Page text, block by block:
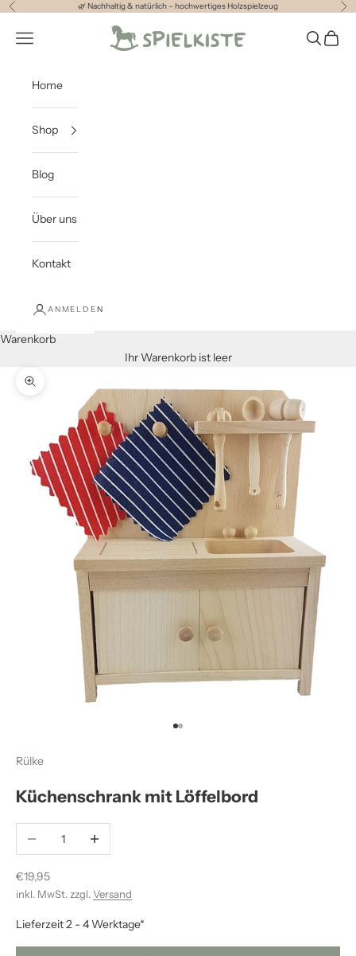
Zum Inhalt springen
Zurück 🌿 Nachhaltig & natürlich – hochwertiges Holzspielzeug Vor
Spielkiste
Menü Suchen
Home
Shop
Blog
Über uns
Kontakt
ANMELDEN
Warenkorb
Ihr Warenkorb ist leer
Bild vergrößern
Gehe zu Element 1
Gehe zu Element 2
Rülke
Küchenschrank mit Löffelbord
Anzahl verringernAnzahl erhöhen
Angebot
€19,95
inkl. MwSt. zzgl.Versand
Lieferzeit 2 - 4 Werktage*